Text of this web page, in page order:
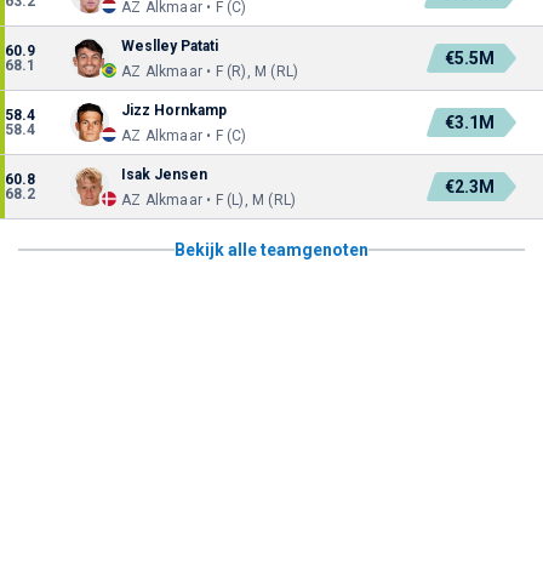
AZ Alkmaar • F (C)
60.9
68.1
Weslley Patati
AZ Alkmaar • F (R), M (RL)
€5.5M
58.4
58.4
Jizz Hornkamp
AZ Alkmaar • F (C)
€3.1M
60.8
68.2
Isak Jensen
AZ Alkmaar • F (L), M (RL)
€2.3M
Bekijk alle teamgenoten